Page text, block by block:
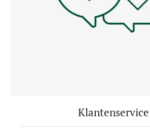
Klantenservice